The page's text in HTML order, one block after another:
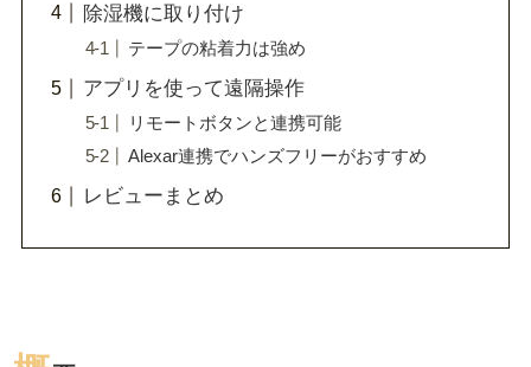
除湿機に取り付け
テープの粘着力は強め
アプリを使って遠隔操作
リモートボタンと連携可能
Alexar連携でハンズフリーがおすすめ
レビューまとめ